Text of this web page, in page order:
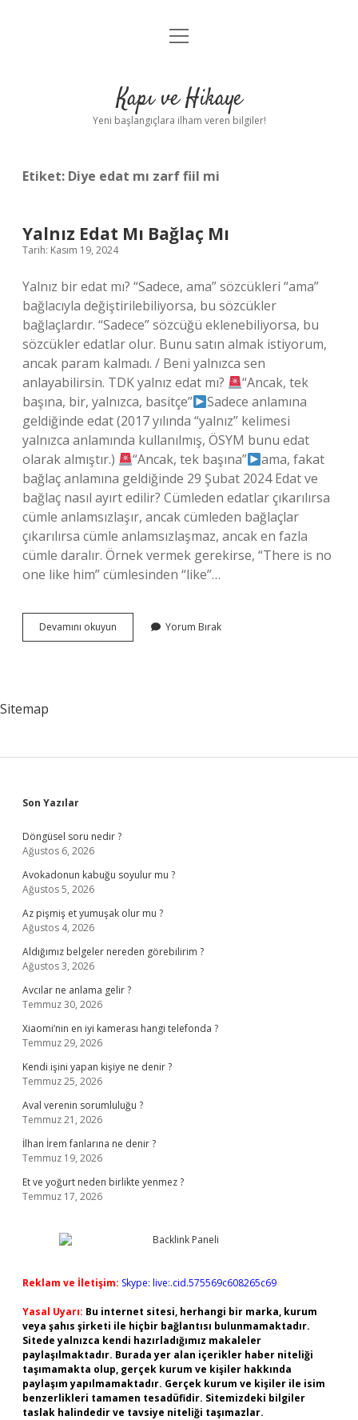
Anasayfa
Yasal Uyarı
menüyü
Kapı ve Hikaye
Yeni başlangıçlara ilham veren bilgiler!
Etiket: Diye edat mı zarf fiil mi
Yalnız Edat Mı Bağlaç Mı
Tarih: Kasım 19, 2024
Yalnız bir edat mı? “Sadece, ama” sözcükleri “ama”
bağlacıyla değiştirilebiliyorsa, bu sözcükler
bağlaçlardır. “Sadece” sözcüğü eklenebiliyorsa, bu
sözcükler edatlar olur. Bunu satın almak istiyorum,
ancak param kalmadı. / Beni yalnızca sen
anlayabilirsin. TDK yalnız edat mı?
“Ancak, tek
başına, bir, yalnızca, basitçe”
Sadece anlamına
geldiğinde edat (2017 yılında “yalnız” kelimesi
yalnızca anlamında kullanılmış, ÖSYM bunu edat
olarak almıştır.)
“Ancak, tek başına”
ama, fakat
bağlaç anlamına geldiğinde 29 Şubat 2024 Edat ve
bağlaç nasıl ayırt edilir? Cümleden edatlar çıkarılırsa
cümle anlamsızlaşır, ancak cümleden bağlaçlar
çıkarılırsa cümle anlamsızlaşmaz, ancak en fazla
cümle daralır. Örnek vermek gerekirse, “There is no
one like him” cümlesinden “like”…
Devamını okuyun
Edat
Yorum Bırak
Sitemap
Sidebar
Son Yazılar
Döngüsel soru nedir ?
Ağustos 6, 2026
Avokadonun kabuğu soyulur mu ?
Ağustos 5, 2026
Az pişmiş et yumuşak olur mu ?
Ağustos 4, 2026
Aldığımız belgeler nereden görebilirim ?
Ağustos 3, 2026
Avcılar ne anlama gelir ?
Temmuz 30, 2026
Xiaomi’nin en iyi kamerası hangi telefonda ?
Temmuz 29, 2026
Kendi işini yapan kişiye ne denir ?
Temmuz 25, 2026
Aval verenin sorumluluğu ?
Temmuz 21, 2026
İlhan İrem fanlarına ne denir ?
Temmuz 19, 2026
Et ve yoğurt neden birlikte yenmez ?
Temmuz 17, 2026
Reklam ve İletişim: Skype: live:.cid.575569c608265c69
Yasal Uyarı: Bu internet sitesi, herhangi bir marka, kurum
veya şahıs şirketi ile hiçbir bağlantısı bulunmamaktadır.
Sitede yalnızca kendi hazırladığımız makaleler
paylaşılmaktadır. Burada yer alan içerikler haber niteliği
taşımamakta olup, gerçek kurum ve kişiler hakkında
paylaşım yapılmamaktadır. Gerçek kurum ve kişiler ile isim
benzerlikleri tamamen tesadüfidir. Sitemizdeki bilgiler
taslak halindedir ve tavsiye niteliği taşımazlar.